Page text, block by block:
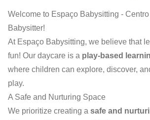
Welcome to Espaço Babysitting -
Babysitter!
At Espaço Babysitting, we believe that
fun! Our daycare is a play-based
where children can explore, discover,
play.
A Safe and Nurturing Space
We prioritize creating a safe and